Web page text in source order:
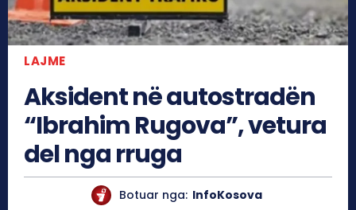
LAJME
Aksident në autostradën
“Ibrahim Rugova”, vetura
del nga rruga
Botuar nga: InfoKosova